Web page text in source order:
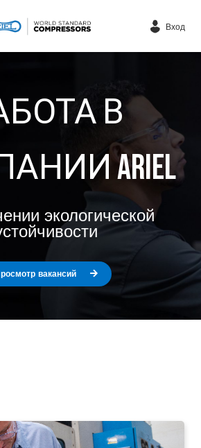
Вход
В
ARIEL
экологической
вакансий